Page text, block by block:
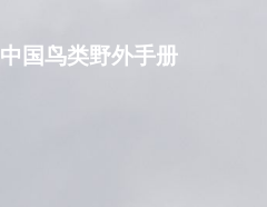
中国鸟类野外手册